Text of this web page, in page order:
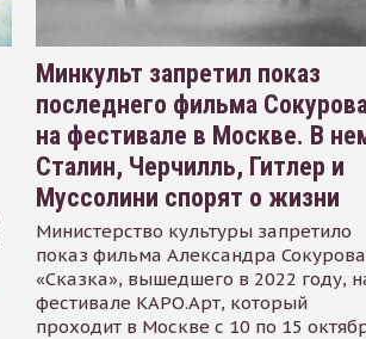
Минкульт запретил показ
последнего фильма Сокурова
на фестивале в Москве. В
Сталин, Черчилль, Гитлер и
Муссолини спорят о жизни
Министерство культуры запретило
показ фильма Александра Сокурова
«Сказка», вышедшего в 2022 году,
фестивале КАРО.Арт, который
проходит в Москве с 10 по 15